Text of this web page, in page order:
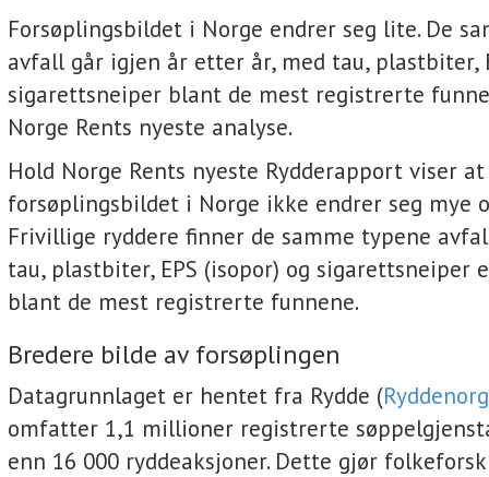
Forsøplingsbildet i Norge endrer seg lite. De
avfall går igjen år etter år, med tau, plastbiter,
sigarettsneiper blant de mest registrerte
Norge Rents nyeste analyse.
Hold Norge Rents nyeste Rydderapport viser at
forsøplingsbildet i Norge ikke endrer seg mye
Frivillige ryddere finner de samme typene
tau, plastbiter, EPS (isopor) og sigarettsneiper
blant de mest registrerte funnene.
Bredere bilde av forsøplingen
Datagrunnlaget er hentet fra Rydde (
omfatter 1,1 millioner registrerte
enn 16 000 ryddeaksjoner. Dette gjør